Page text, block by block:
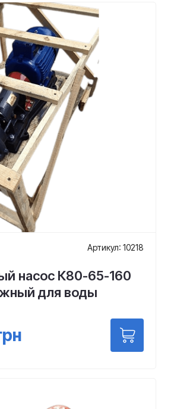
Артикул: 10218
насос К80-65-160
для воды